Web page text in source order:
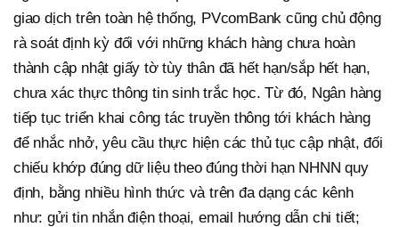
giao dịch trên toàn hệ thống, PVcomBank cũng chủ động
rà soát định kỳ đối với những khách hàng chưa hoàn
thành cập nhật giấy tờ tùy thân đã hết hạn/sắp hết hạn,
chưa xác thực thông tin sinh trắc học. Từ đó, Ngân hàng
tiếp tục triển khai công tác truyền thông tới khách hàng
để nhắc nhở, yêu cầu thực hiện các thủ tục cập nhật, đối
chiếu khớp đúng dữ liệu theo đúng thời hạn NHNN quy
định, bằng nhiều hình thức và trên đa dạng các kênh
như: gửi tin nhắn điện thoại, email hướng dẫn chi tiết;